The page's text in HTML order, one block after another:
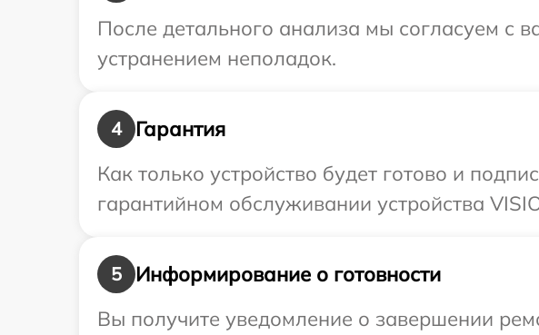
После детального анализа мы согласуем с
устранением неполадок.
4
Гарантия
Как только устройство будет готово и
гарантийном обслуживании устройства
5
Информирование о готовности
Вы получите уведомление о завершении